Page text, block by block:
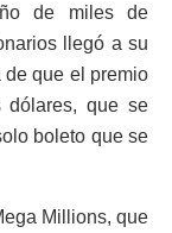
de miles de
llegó a su
que el premio
dólares, que se
boleto que se
Millions, que